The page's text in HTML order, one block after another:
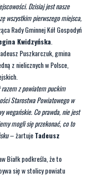
Dzisiaj jest nasze
wszystkim pierwszego miejsca,
Rady Gminnej Kół Gospodyń
Kwidzyńska
Puszkarczuk, gmina
z nielicznych w Polsce,
razem z powiatem puckim
Starostwa Powiatowego w
wegańskie. Co prawda, nie jest
mogli się przekonać, co to
– żartujeTadeusz
Białk podkreśla, że to
się w stolicy powiatu